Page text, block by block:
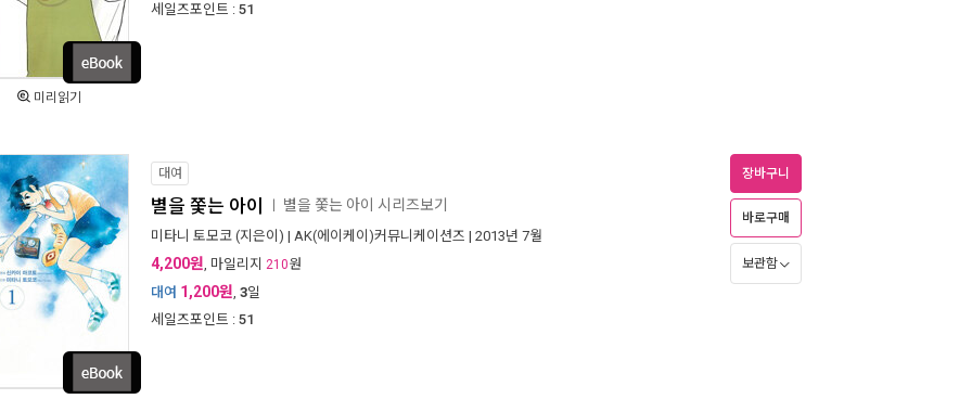
미리읽기
세일즈포인트 : 51
대여
별을 쫓는 아이 별을 쫓는 아이 시리즈보기
미타니 토모코 (지은이) | AK(에이케이)커뮤니케이션즈 | 2013년 7월
4,200원, 마일리지 210원
대여 1,200원, 3일
세일즈포인트 : 51
장바구니
바로구매
보관함